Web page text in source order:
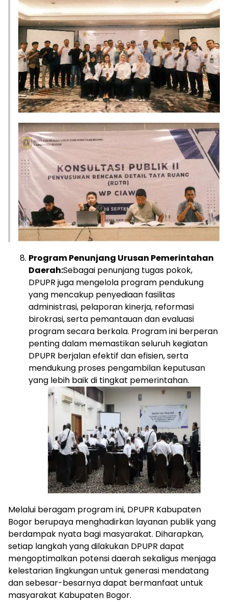
Program Penunjang Urusan Pemerintahan
Daerah:Sebagai penunjang tugas pokok,
DPUPR juga mengelola program pendukung
yang mencakup penyediaan fasilitas
administrasi, pelaporan kinerja, reformasi
birokrasi, serta pemantauan dan evaluasi
program secara berkala. Program ini berperan
penting dalam memastikan seluruh kegiatan
DPUPR berjalan efektif dan efisien, serta
mendukung proses pengambilan keputusan
yang lebih baik di tingkat pemerintahan.
Melalui beragam program ini, DPUPR Kabupaten
Bogor berupaya menghadirkan layanan publik yang
berdampak nyata bagi masyarakat. Diharapkan,
setiap langkah yang dilakukan DPUPR dapat
mengoptimalkan potensi daerah sekaligus menjaga
kelestarian lingkungan untuk generasi mendatang
dan sebesar-besarnya dapat bermanfaat untuk
masyarakat Kabupaten Bogor.